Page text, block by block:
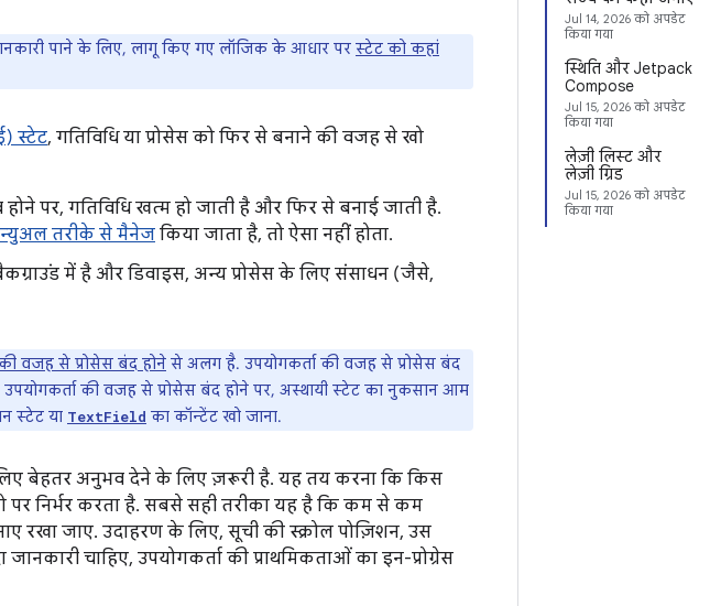
Jul 14, 2026 को अपडेट
किया गया
स्थिति और Jetpack
Compose
Jul 15, 2026 को अपडेट
किया गया
लेज़ी लिस्ट और
लेज़ी ग्रिड
Jul 15, 2026 को अपडेट
किया गया
पाने के लिए, लागू किए गए लॉजिक के आधार पर स्टेट को कहां
स्टेट, गतिविधि या प्रोसेस को फिर से बनाने की वजह से खो
पर, गतिविधि खत्म हो जाती है और फिर से बनाई जाती है.
तरीके से मैनेजकिया जाता है, तो ऐसा नहीं होता.
में है और डिवाइस, अन्य प्रोसेस के लिए संसाधन (जैसे,
वजह से प्रोसेस बंद होने से अलग है. उपयोगकर्ता की वजह से प्रोसेस बंद
उपयोगकर्ता की वजह से प्रोसेस बंद होने पर, अस्थायी स्टेट का नुकसान आम
स्टेट या TextField का कॉन्टेंट खो जाना.
बेहतर अनुभव देने के लिए ज़रूरी है. यह तय करना कि किस
निर्भर करता है. सबसे सही तरीका यह है कि कम से कम
रखा जाए. उदाहरण के लिए, सूची की स्क्रोल पोज़िशन, उस
चाहिए, उपयोगकर्ता की प्राथमिकताओं का इन-प्रोग्रेस